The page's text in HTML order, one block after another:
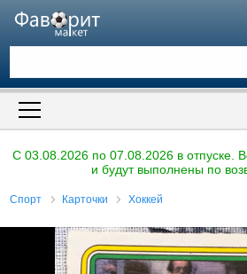
Искать также в описании
C 03.08.2026 по 07.08.2026 в отпуске.
и будут выполнены по
Спорт Карточки Хоккей